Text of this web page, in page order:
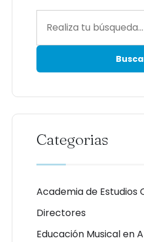
Categorias
Academia de Estudios
Directores
Educación Musical en